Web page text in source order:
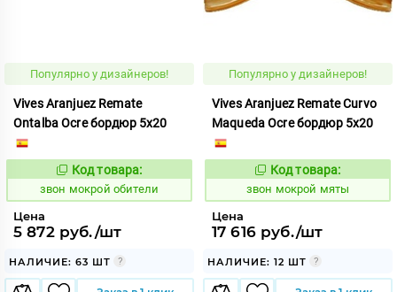
Популярно у дизайнеров!
Vives Aranjuez Remate
Ontalba Ocre бордюр 5x20
460437
Код товара:
звон мокрой обители
Цена
5 872 руб./шт
НАЛИЧИЕ: 63 ШТ
Популярно у дизайнеров!
Vives Aranjuez Remate Curvo
Maqueda Ocre бордюр 5x20
460431
Код товара:
звон мокрой мяты
Цена
17 616 руб./шт
НАЛИЧИЕ: 12 ШТ